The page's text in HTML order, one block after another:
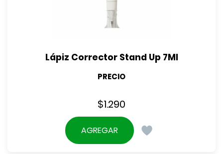
Lápiz Corrector Stand Up 7Ml
PRECIO
$1.290
AGREGAR